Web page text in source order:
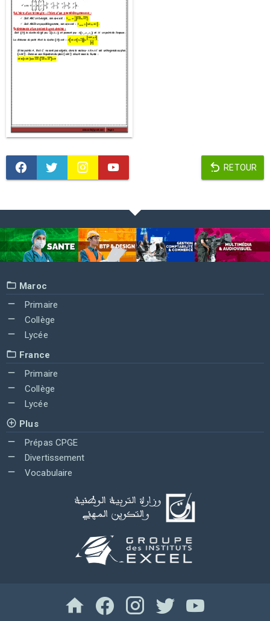
RETOUR
Maroc
Primaire
Collège
Lycée
France
Primaire
Collège
Lycée
Plus
Prépas CPGE
Divertissement
Vocabulaire